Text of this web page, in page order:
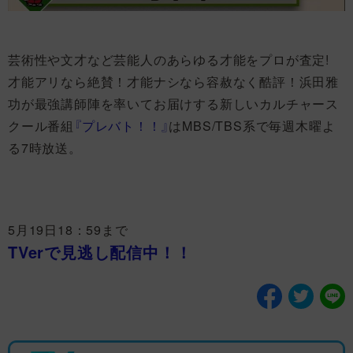
芸術性や文才など芸能人のあらゆる才能をプロが査定!
才能アリなら絶賛！才能ナシなら容赦なく酷評！浜田雅
功が最強講師陣を率いてお届けする新しいカルチャース
クール番組 『プレバト！！』はMBS/TBS系で毎週木曜よ
る7時放送。
5月19日18：59まで
TVerで見逃し配信中！！